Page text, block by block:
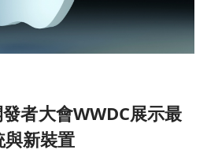
者大會WWDC展示最
新裝置